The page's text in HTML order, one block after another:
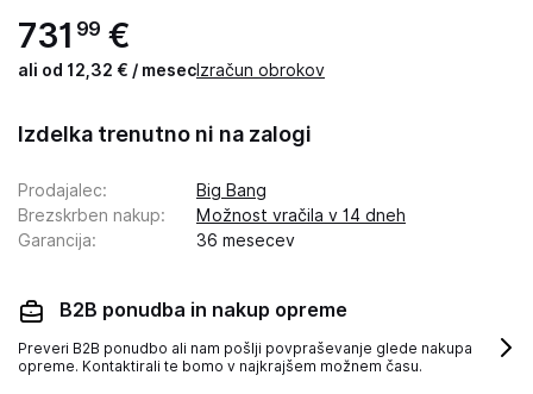
731 99 €
ali od 12,32 € / mesec Izračun obrokov
Izdelka trenutno ni na zalogi
Prodajalec:
Big Bang
Brezskrben nakup:
Možnost vračila v 14 dneh
Garancija: 36 mesecev
B2B ponudba in nakup opreme
Preveri B2B ponudbo ali nam pošlji povpraševanje glede nakupa
opreme. Kontaktirali te bomo v najkrajšem možnem času.